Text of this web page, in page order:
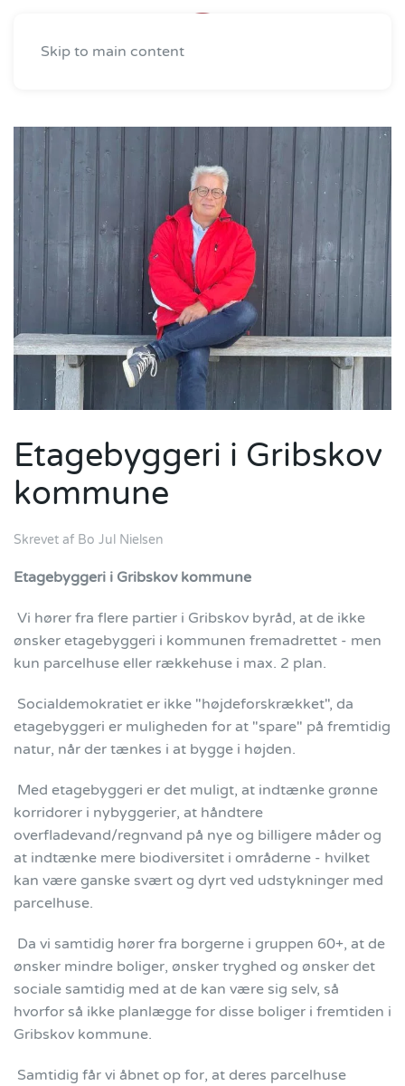
Skip to main content
Etagebyggeri i Gribskov
kommune
Skrevet af Bo Jul Nielsen
Etagebyggeri i Gribskov kommune
Vi hører fra flere partier i Gribskov byråd, at de ikke
ønsker etagebyggeri i kommunen fremadrettet - men
kun parcelhuse eller rækkehuse i max. 2 plan.
Socialdemokratiet er ikke "højdeforskrækket", da
etagebyggeri er muligheden for at "spare" på fremtidig
natur, når der tænkes i at bygge i højden.
Med etagebyggeri er det muligt, at indtænke grønne
korridorer i nybyggerier, at håndtere
overfladevand/regnvand på nye og billigere måder og
at indtænke mere biodiversitet i områderne - hvilket
kan være ganske svært og dyrt ved udstykninger med
parcelhuse.
Da vi samtidig hører fra borgerne i gruppen 60+, at de
ønsker mindre boliger, ønsker tryghed og ønsker det
sociale samtidig med at de kan være sig selv, så
hvorfor så ikke planlægge for disse boliger i fremtiden i
Gribskov kommune.
Samtidig får vi åbnet op for, at deres parcelhuse